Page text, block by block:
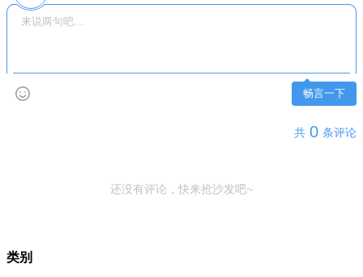
畅言一下
共 0 条评论
还没有评论，快来抢沙发吧~
类别